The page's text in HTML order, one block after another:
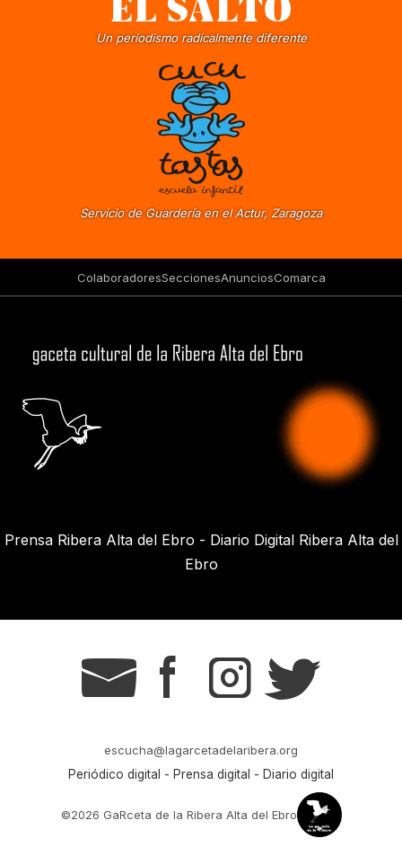
Un periodismo radicalmente diferente
Servicio de Guardería en el Actur, Zaragoza
ColaboradoresSeccionesAnunciosComarca
Prensa Ribera Alta del Ebro - Diario Digital Ribera Alta del
Ebro
g s t r
escucha@lagarcetadelaribera.org
Periódico digital - Prensa digital - Diario digital
©2026 GaRceta de la Ribera Alta del Ebro